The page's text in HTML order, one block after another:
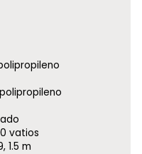
polipropileno
vatios
1.5 m